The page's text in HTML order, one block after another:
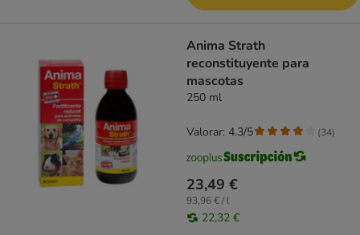
Anima Strath
reconstituyente para
mascotas
250 ml
23,49 €
93,96 € / l
22,32 €
Valorar: 4.3/5 (34)